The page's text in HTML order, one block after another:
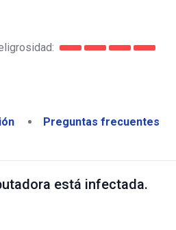
Preguntas frecuentes
está infectada.